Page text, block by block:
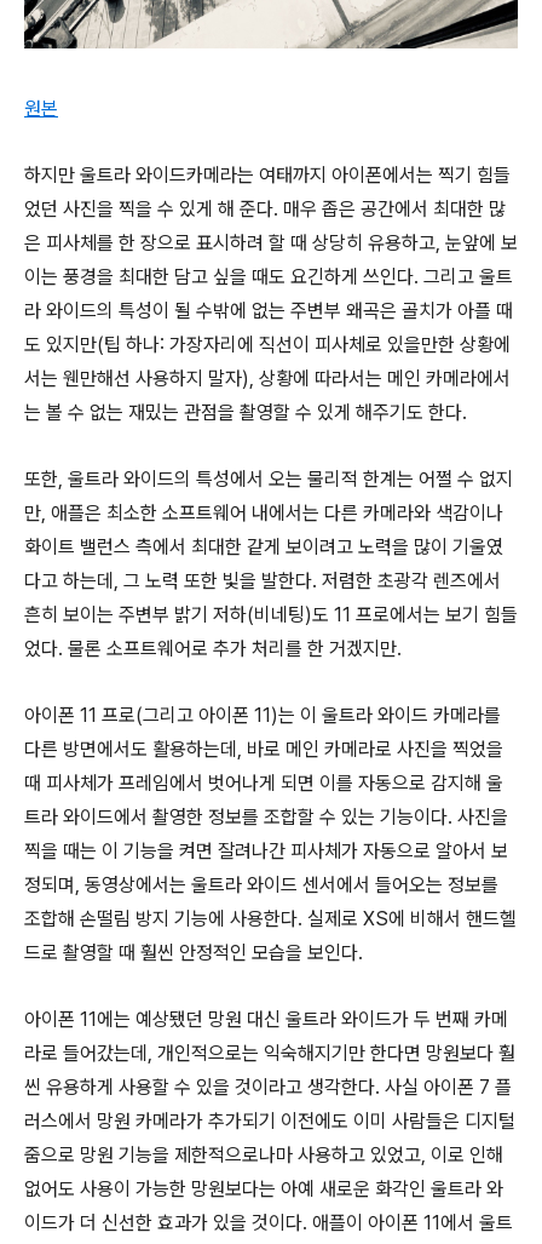
원본
하지만 울트라 와이드카메라는 여태까지 아이폰에서는 찍기 힘들
었던 사진을 찍을 수 있게 해 준다. 매우 좁은 공간에서 최대한 많
은 피사체를 한 장으로 표시하려 할 때 상당히 유용하고, 눈앞에 보
이는 풍경을 최대한 담고 싶을 때도 요긴하게 쓰인다. 그리고 울트
라 와이드의 특성이 될 수밖에 없는 주변부 왜곡은 골치가 아플 때
도 있지만(팁 하나: 가장자리에 직선이 피사체로 있을만한 상황에
서는 웬만해선 사용하지 말자), 상황에 따라서는 메인 카메라에서
는 볼 수 없는 재밌는 관점을 촬영할 수 있게 해주기도 한다.
또한, 울트라 와이드의 특성에서 오는 물리적 한계는 어쩔 수 없지
만, 애플은 최소한 소프트웨어 내에서는 다른 카메라와 색감이나
화이트 밸런스 측에서 최대한 같게 보이려고 노력을 많이 기울였
다고 하는데, 그 노력 또한 빛을 발한다. 저렴한 초광각 렌즈에서
흔히 보이는 주변부 밝기 저하(비네팅)도 11 프로에서는 보기 힘들
었다. 물론 소프트웨어로 추가 처리를 한 거겠지만.
아이폰 11 프로(그리고 아이폰 11)는 이 울트라 와이드 카메라를
다른 방면에서도 활용하는데, 바로 메인 카메라로 사진을 찍었을
때 피사체가 프레임에서 벗어나게 되면 이를 자동으로 감지해 울
트라 와이드에서 촬영한 정보를 조합할 수 있는 기능이다. 사진을
찍을 때는 이 기능을 켜면 잘려나간 피사체가 자동으로 알아서 보
정되며, 동영상에서는 울트라 와이드 센서에서 들어오는 정보를
조합해 손떨림 방지 기능에 사용한다. 실제로 XS에 비해서 핸드헬
드로 촬영할 때 훨씬 안정적인 모습을 보인다.
아이폰 11에는 예상됐던 망원 대신 울트라 와이드가 두 번째 카메
라로 들어갔는데, 개인적으로는 익숙해지기만 한다면 망원보다 훨
씬 유용하게 사용할 수 있을 것이라고 생각한다. 사실 아이폰 7 플
러스에서 망원 카메라가 추가되기 이전에도 이미 사람들은 디지털
줌으로 망원 기능을 제한적으로나마 사용하고 있었고, 이로 인해
없어도 사용이 가능한 망원보다는 아예 새로운 화각인 울트라 와
이드가 더 신선한 효과가 있을 것이다. 애플이 아이폰 11에서 울트